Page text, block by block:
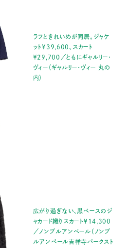
ラフときれいめが同居。ジャケ
ット¥39,600、スカート
¥29,700／ともにギャルリー・
ヴィー（ギャルリー・ヴィー 丸の
内）
広がり過ぎない、黒ベースのジ
ャカード織りスカート¥14,300
／ノンブルアンペール（ノンブ
ルアンペール吉祥寺パークスト